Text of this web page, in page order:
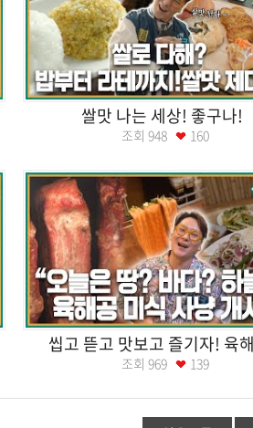
쌀맛 나는 세상! 좋구나!
조회 948 160
씹고 뜯고 맛보고 즐기자! 육
조회 969 139